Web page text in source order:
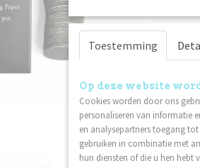
Toestemming
Op deze website
Cookies worden door ons
personaliseren van informatie
en analysepartners toegang
gebruiken in combinatie met
hun diensten of die u hen hebt